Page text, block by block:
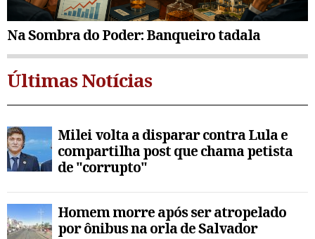
Na Sombra do Poder: Banqueiro tadala
Últimas Notícias
Milei volta a disparar contra Lula e
compartilha post que chama petista
de "corrupto"
Homem morre após ser atropelado
por ônibus na orla de Salvador